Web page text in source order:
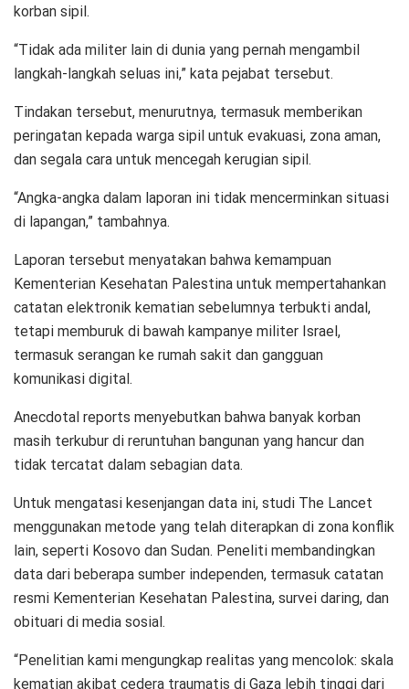
korban sipil.
“Tidak ada militer lain di dunia yang pernah mengambil
langkah-langkah seluas ini,” kata pejabat tersebut.
Tindakan tersebut, menurutnya, termasuk memberikan
peringatan kepada warga sipil untuk evakuasi, zona aman,
dan segala cara untuk mencegah kerugian sipil.
“Angka-angka dalam laporan ini tidak mencerminkan situasi
di lapangan,” tambahnya.
Laporan tersebut menyatakan bahwa kemampuan
Kementerian Kesehatan Palestina untuk mempertahankan
catatan elektronik kematian sebelumnya terbukti andal,
tetapi memburuk di bawah kampanye militer Israel,
termasuk serangan ke rumah sakit dan gangguan
komunikasi digital.
Anecdotal reports menyebutkan bahwa banyak korban
masih terkubur di reruntuhan bangunan yang hancur dan
tidak tercatat dalam sebagian data.
Untuk mengatasi kesenjangan data ini, studi The Lancet
menggunakan metode yang telah diterapkan di zona konflik
lain, seperti Kosovo dan Sudan. Peneliti membandingkan
data dari beberapa sumber independen, termasuk catatan
resmi Kementerian Kesehatan Palestina, survei daring, dan
obituari di media sosial.
“Penelitian kami mengungkap realitas yang mencolok: skala
kematian akibat cedera traumatis di Gaza lebih tinggi dari